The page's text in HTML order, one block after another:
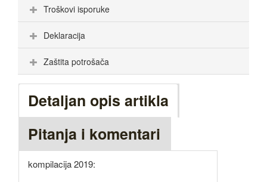
Troškovi isporuke
Deklaracija
Zaštita potrošača
Detaljan opis artikla
Pitanja i komentari
kompilacija 2019: